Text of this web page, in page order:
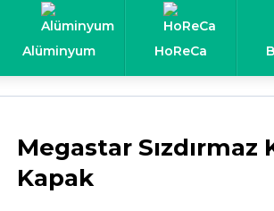
Alüminyum HoReCa
Megastar Sızdırmaz
Kapak